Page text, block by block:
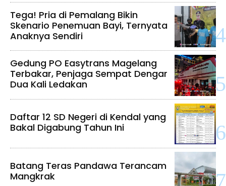
Tega! Pria di Pemalang Bikin
Skenario Penemuan Bayi, Ternyata
Anaknya Sendiri
Gedung PO Easytrans Magelang
Terbakar, Penjaga Sempat Dengar
Dua Kali Ledakan
Daftar 12 SD Negeri di Kendal yang
Bakal Digabung Tahun Ini
Batang Teras Pandawa Terancam
Mangkrak